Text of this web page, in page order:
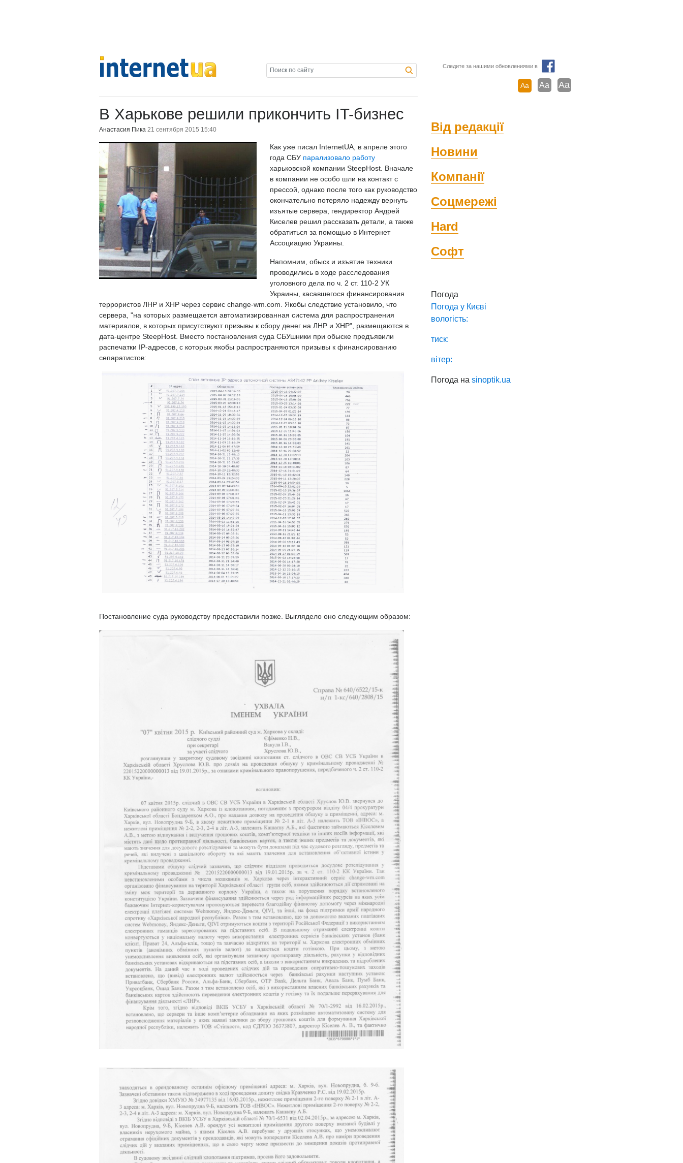
Следите за нашими обновлениями в
Aa Aa Aa
В Харькове решили прикончить IT-бизнес
Анастасия Пика 21 сентября 2015 15:40
Как уже писал InternetUA, в апреле этого
года СБУ парализовало работу
харьковской компании SteepHost. Вначале
в компании не особо шли на контакт с
прессой, однако после того как руководство
окончательно потеряло надежду вернуть
изъятые сервера, гендиректор Андрей
Киселев решил рассказать детали, а также
обратиться за помощью в Интернет
Ассоциацию Украины.
Напомним, обыск и изъятие техники
проводились в ходе расследования
уголовного дела по ч. 2 ст. 110-2 УК
Украины, касавшегося финансирования
террористов ЛНР и ХНР через сервис change-wm.com. Якобы следствие установило, что
сервера, "на которых размещается автоматизированная система для распространения
материалов, в которых присутствуют призывы к сбору денег на ЛНР и ХНР", размещаются в
дата-центре SteepHost. Вместо постановления суда СБУшники при обыске предъявили
распечатки IP-адресов, с которых якобы распространяются призывы к финансированию
сепаратистов:
Постановление суда руководству предоставили позже. Выглядело оно следующим образом:
Від редакції
Новини
Компанії
Соцмережі
Hard
Софт
Погода
Погода у Києві
вологість:
тиск:
вітер:
Погода наsinoptik.ua